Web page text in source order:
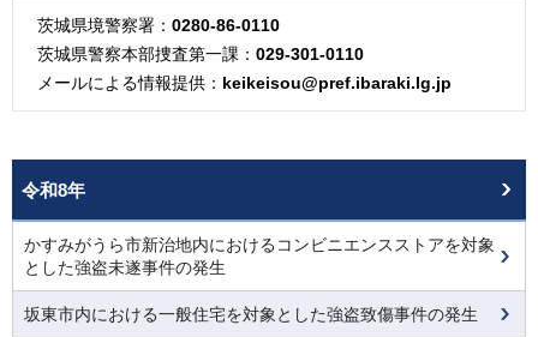
茨城県境警察署： 0280-86-0110
茨城県警察本部捜査第一課： 029-301-0110
メールによる情報提供： keikeisou@pref.ibaraki.lg.jp
令和8年
かすみがうら市新治地内におけるコンビニエンスストアを対象
とした強盗未遂事件の発生
坂東市内における一般住宅を対象とした強盗致傷事件の発生